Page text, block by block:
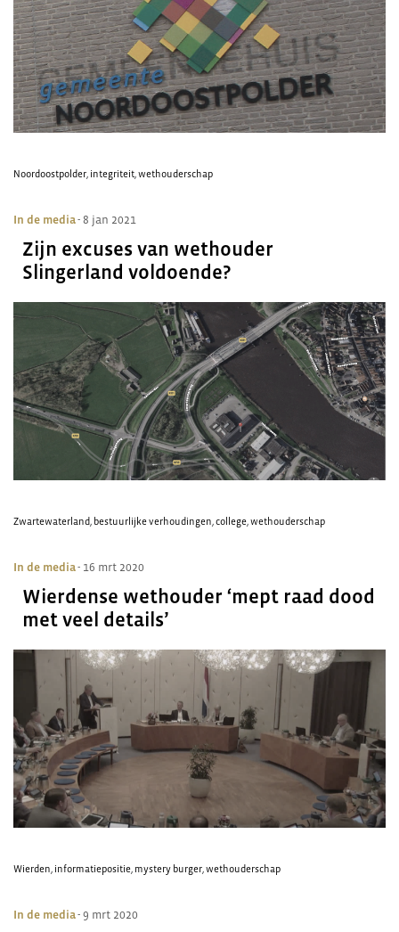
Noordoostpolder, integriteit,wethouderschap
In de media- 8 jan 2021
Zijn excuses van wethouder
Slingerland voldoende?
Zwartewaterland, bestuurlijke verhoudingen,college,wethouderschap
In de media- 16 mrt 2020
Wierdense wethouder ‘mept raad dood
met veel details’
Wierden, informatiepositie, mystery burger,wethouderschap
In de media- 9 mrt 2020